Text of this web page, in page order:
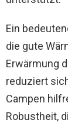
Ein
die gute
Erwärmung
reduziert
Campen
Robustheit,